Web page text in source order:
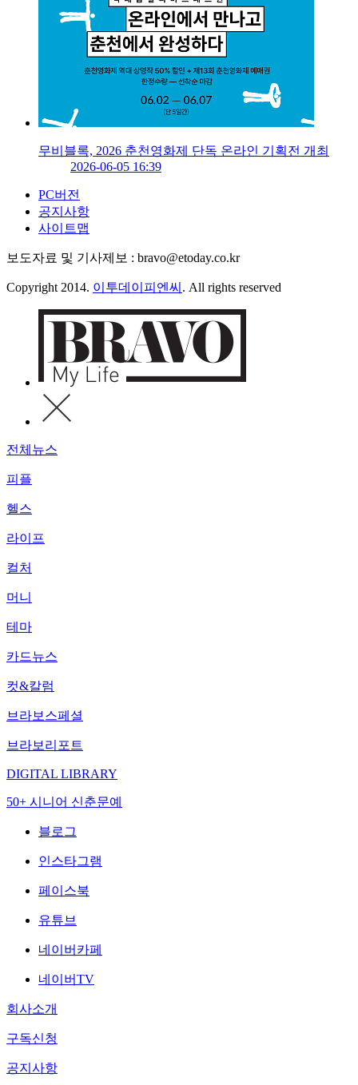
무비블록, 2026 춘천영화제 단독 온라인 기획전 개최
2026-06-05 16:39
PC버전
공지사항
사이트맵
보도자료 및 기사제보 : bravo@etoday.co.kr
Copyright 2014. 이투데이피엔씨 . All rights reserved
전체뉴스
피플
헬스
라이프
컬처
머니
테마
카드뉴스
컷&칼럼
브라보스페셜
브라보리포트
DIGITAL LIBRARY
50+ 시니어 신춘문예
블로그
인스타그램
페이스북
유튜브
네이버카페
네이버TV
회사소개
구독신청
공지사항